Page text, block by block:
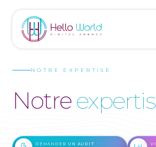
NOTRE EXPERTISE
Notre
DEMANDER UN AUDIT